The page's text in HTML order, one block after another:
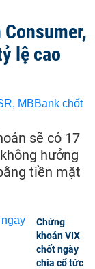
lệ cao
sẽ có 17
hưởng
tiền mặt
Chứng
khoán VIX
chốt ngày
chia cổ tức